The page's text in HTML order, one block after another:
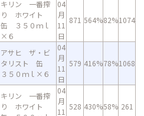
キリン 一番搾
り ホワイト
缶 ３５０ｍｌ
×６
04
月
11
日
871 564%82%1074
アサヒ ザ・ビ
タリスト 缶
３５０ｍｌ×６
04
月
11
日
579 416%78%1068
キリン 一番搾
り ホワイト
04
月
11
528 430%58% 261